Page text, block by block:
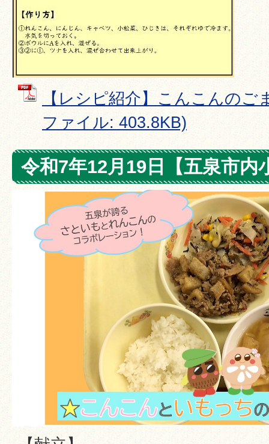
【レシピ紹介】こんこんの
ファイル: 403.8KB)
令和7年12月19日【五泉市内